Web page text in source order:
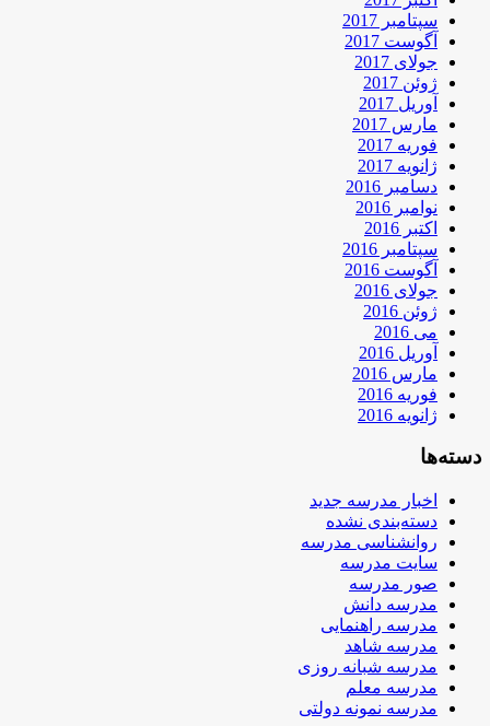
سپتامبر 2017
آگوست 2017
جولای 2017
ژوئن 2017
آوریل 2017
مارس 2017
فوریه 2017
ژانویه 2017
دسامبر 2016
نوامبر 2016
اکتبر 2016
سپتامبر 2016
آگوست 2016
جولای 2016
ژوئن 2016
می 2016
آوریل 2016
مارس 2016
فوریه 2016
ژانویه 2016
دسته‌ها
اخبار مدرسه جدید
دسته‌بندی نشده
روانشناسی مدرسه
سایت مدرسه
صور مدرسه
مدرسه دانش
مدرسه راهنمایی
مدرسه شاهد
مدرسه شبانه روزی
مدرسه معلم
مدرسه نمونه دولتی